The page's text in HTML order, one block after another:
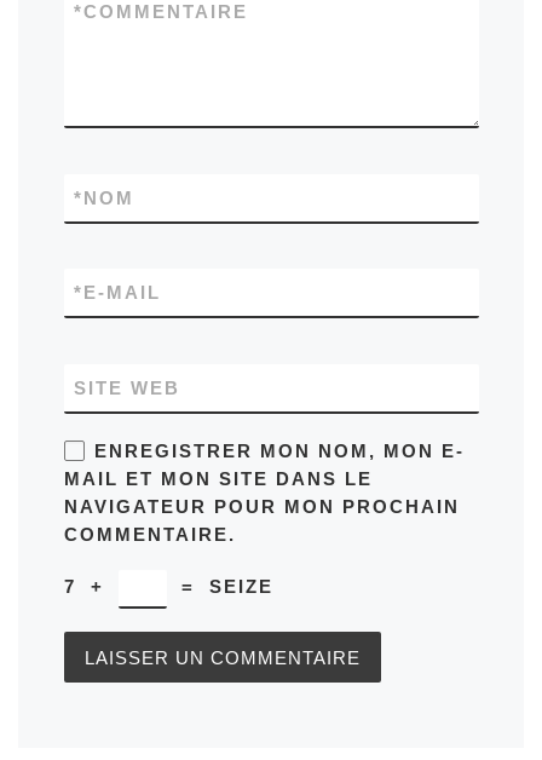
COMMENTAIRE
*
NOM
*
E-MAIL
*
SITE WEB
ENREGISTRER MON NOM, MON E-
MAIL ET MON SITE DANS LE
NAVIGATEUR POUR MON PROCHAIN
COMMENTAIRE.
7 + = SEIZE